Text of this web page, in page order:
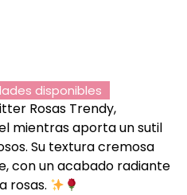
disponibles
Rosas Trendy,
mientras aporta un sutil
Su textura cremosa
con un acabado radiante
rosas.